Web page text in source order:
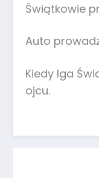
Świątkowie
Auto
Kiedy Iga
ojcu.